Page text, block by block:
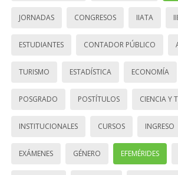
JORNADAS CONGRESOS IIATA
ESTUDIANTES CONTADOR PÚBLICO
TURISMO ESTADÍSTICA ECONOMÍA
POSGRADO POSTÍTULOS CIENCIA Y
INSTITUCIONALES CURSOS INGRESO
EXÁMENES GÉNERO EFEMÉRIDES